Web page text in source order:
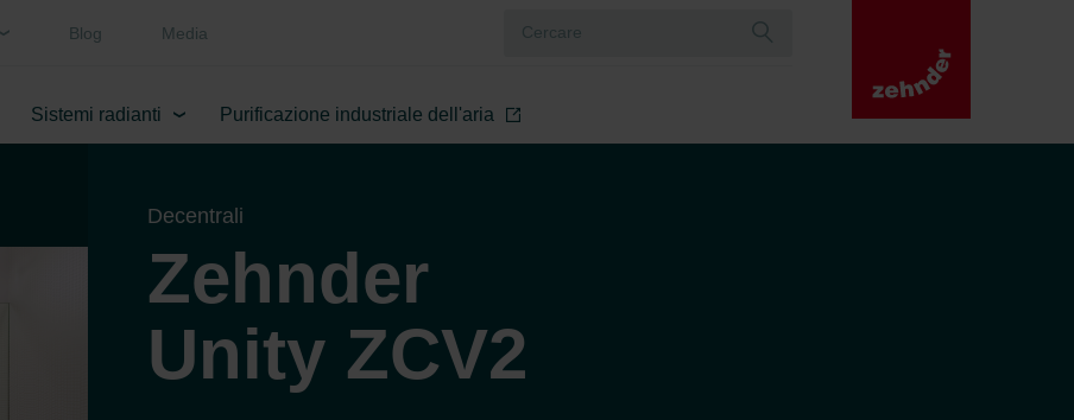
Blog Media
Sistemi radianti Purificazione industriale dell'aria
Decentrali
Zehnder
Unity ZCV2